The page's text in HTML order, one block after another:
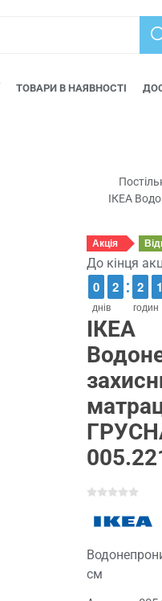
ТОВАРИ В НАЯВНОСТІ
ІКЕА
Акція
До кінця
днів
9
9
0
0 1
1
2
2
годин
1
1
2
2 1
1
1
1
ІКЕА
см